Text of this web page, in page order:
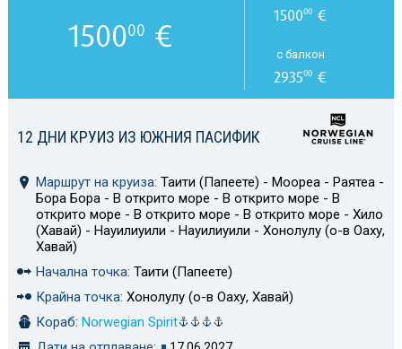
12 ДНИ КРУИЗ ИЗ ЮЖНИЯ ПАСИФИК
Маршрут на круиза: Таити (Папеете) - Моореа - Раятеа -
Бора Бора - В открито море - В открито море - В
открито море - В открито море - В открито море - Хило
(Хавай) - Науилиуили - Науилиуили - Хонолулу (о-в Оаху,
Хавай)
Начална точка: Таити (Папеете)
Крайна точка: Хонолулу (о-в Оаху, Хавай)
Кораб: Norwegian Spirit
150000 €
150000 €
с балкон
293500 €